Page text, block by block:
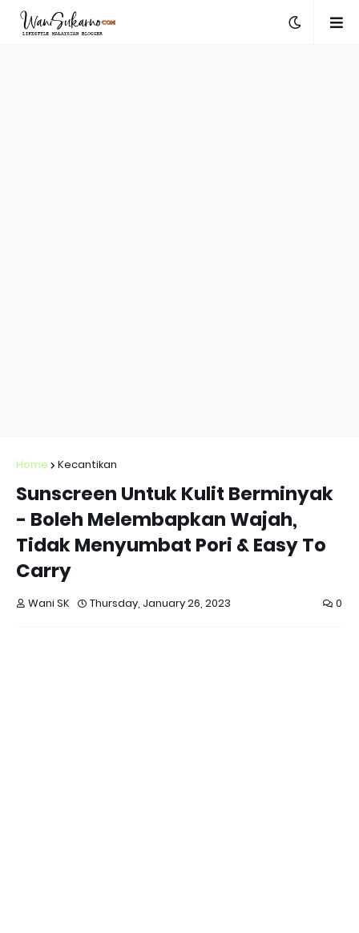
Home Kecantikan
Sunscreen Untuk Kulit Berminyak
- Boleh Melembapkan Wajah,
Tidak Menyumbat Pori & Easy To
Carry
Wani SK Thursday, January 26, 2023 0